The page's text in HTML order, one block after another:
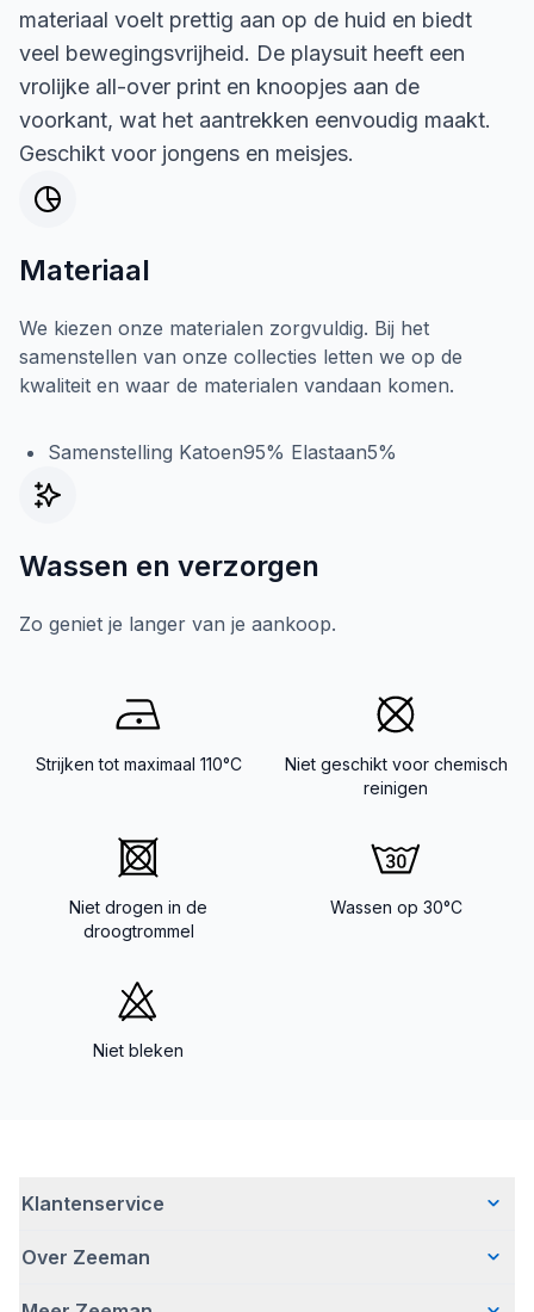
materiaal voelt prettig aan op de huid en biedt
veel bewegingsvrijheid. De playsuit heeft een
vrolijke all-over print en knoopjes aan de
voorkant, wat het aantrekken eenvoudig maakt.
Geschikt voor jongens en meisjes.
Materiaal
We kiezen onze materialen zorgvuldig. Bij het
samenstellen van onze collecties letten we op de
kwaliteit en waar de materialen vandaan komen.
Samenstelling Katoen95% Elastaan5%
Wassen en verzorgen
Zo geniet je langer van je aankoop.
Strijken tot maximaal 110°C
Niet geschikt voor chemisch
reinigen
Niet drogen in de
droogtrommel
Wassen op 30°C
Niet bleken
Klantenservice
Veelgestelde vragen
Over Zeeman